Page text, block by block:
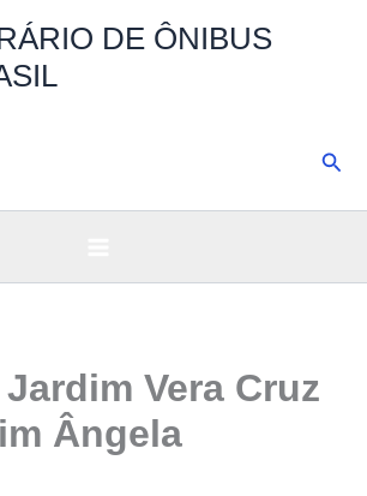
DE ÔNIBUS
Vera Cruz
Ângela